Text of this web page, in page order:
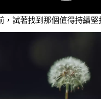
，試著找到那個值得持續堅